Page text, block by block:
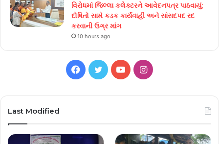
વિરોધમાં જિલ્લા કલેક્ટરને આવેદનપત્ર પાઠવાયું;
દોષિતો સામે કડક કાર્યવાહી અને સાંસદપદ રદ
કરવાની ઉગ્ર માંગ
10 hours ago
Facebook
TwitterYouTubeInstagram
Last Modified